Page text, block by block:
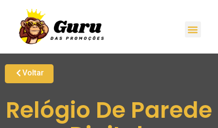
Voltar
Relógio De Parede